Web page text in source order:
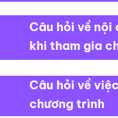
Câu hỏi về nội
khi tham gia
Câu hỏi về
chương trình